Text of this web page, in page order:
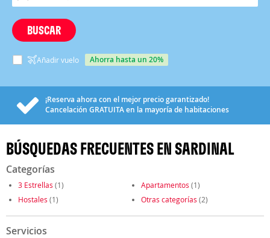
BUSCAR
Añadir vuelo ahorra hasta un 20%
¡Reserva ahora con el mejor precio garantizado!
Cancelación GRATUITAen la mayoría de habitaciones
BÚSQUEDAS FRECUENTES EN SARDINAL
Categorías
3 Estrellas (1) Apartamentos (1)
Hostales (1) Otras categorías (2)
Servicios